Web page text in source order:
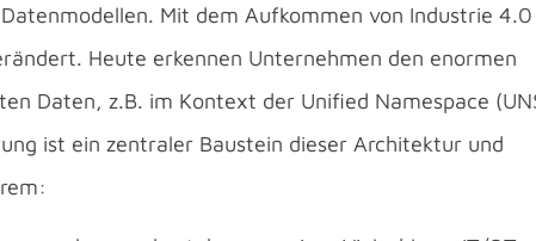
Mit dem Aufkommen von Industrie 4.0
Heute erkennen Unternehmen den enormen
Daten, z.B. im Kontext der Unified Namespace
ist ein zentraler Baustein dieser Architektur und